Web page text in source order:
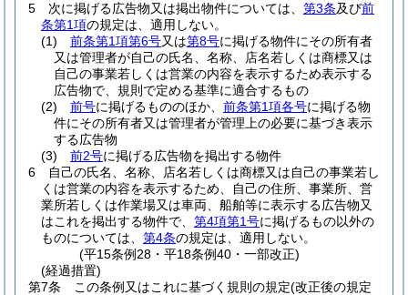
5
次に掲げる広告物又は掲出物件については、 第3条及び前
条第1項の規定は、適用しない。
(1)
前条第1項第6号又は第8号に掲げる物件にその所有者
又は管理者が自己の氏名、名称、店名若しくは商標又は
自己の事業若しくは営業の内容を表示するため表示する
広告物で、規則で定める基準に適合するもの
(2)
前号に掲げるもののほか、 前条第1項各号に掲げる物
件にその所有者又は管理者が管理上の必要に基づき表示
する広告物
(3)
前2号に掲げる広告物を掲出する物件
6
自己の氏名、名称、店名若しくは商標又は自己の事業若し
くは営業の内容を表示するため、自己の住所、事業所、営
業所若しくは作業場又は車両、船舶等に表示する広告物又
はこれを掲出する物件で、 第4項第1号に掲げるもの以外の
ものについては、 第4条の規定は、適用しない。
(平15条例28・平18条例40・一部改正)
(経過措置)
第7条
この条例又はこれに基づく規則の規定(改正後の規定